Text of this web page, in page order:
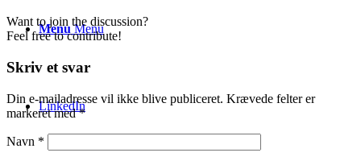
Menu Menu
LinkedIn
Want to join the discussion?
Feel free to contribute!
Skriv et svar
Din e-mailadresse vil ikke blive publiceret. Krævede felter er
markeret med*
Navn *